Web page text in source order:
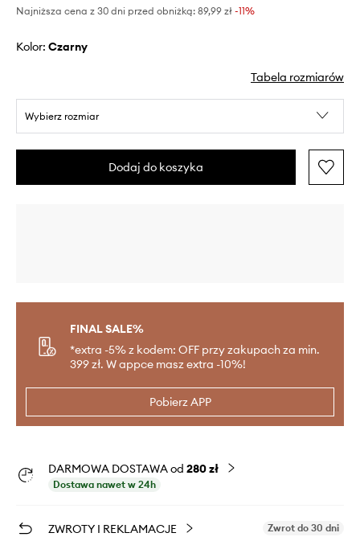
Najniższa cena z 30 dni przed obniżką: 89,99 zł -11%
Kolor: czarny
Tabela rozmiarów
Wybierz rozmiar
Dodaj do koszyka
FINAL SALE%
*extra -5% z kodem: OFF przy zakupach za min.
399 zł. W appce masz extra -10%!
Pobierz APP
DARMOWA DOSTAWA od 280 zł
Dostawa nawet w 24h
ZWROTY I REKLAMACJE Zwrot do 30 dni